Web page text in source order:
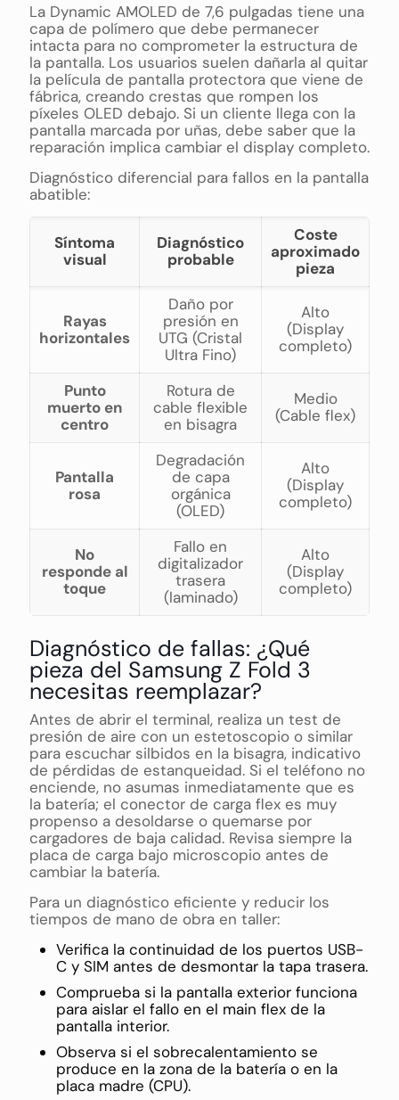
La Dynamic AMOLED de 7,6 pulgadas tiene una
capa de polímero que debe permanecer
intacta para no comprometer la estructura de
la pantalla. Los usuarios suelen dañarla al quitar
la película de pantalla protectora que viene de
fábrica, creando crestas que rompen los
píxeles OLED debajo. Si un cliente llega con la
pantalla marcada por uñas, debe saber que la
reparación implica cambiar el display completo.
Diagnóstico diferencial para fallos en la pantalla
abatible:
Síntoma
visual
Diagnóstico
probable
Coste
aproximado
pieza
Rayas
horizontales
Daño por
presión en
UTG (Cristal
Ultra Fino)
Alto
(Display
completo)
Punto
muerto en
centro
Rotura de
cable flexible
en bisagra
Medio
(Cable flex)
Pantalla
rosa
Degradación
de capa
orgánica
(OLED)
Alto
(Display
completo)
No
responde al
toque
Fallo en
digitalizador
trasera
(laminado)
Alto
(Display
completo)
Diagnóstico de fallas: ¿Qué
pieza del Samsung Z Fold 3
necesitas reemplazar?
Antes de abrir el terminal, realiza un test de
presión de aire con un estetoscopio o similar
para escuchar silbidos en la bisagra, indicativo
de pérdidas de estanqueidad. Si el teléfono no
enciende, no asumas inmediatamente que es
la batería; el conector de carga flex es muy
propenso a desoldarse o quemarse por
cargadores de baja calidad. Revisa siempre la
placa de carga bajo microscopio antes de
cambiar la batería.
Para un diagnóstico eficiente y reducir los
tiempos de mano de obra en taller:
Verifica la continuidad de los puertos USB-
C y SIM antes de desmontar la tapa trasera.
Comprueba si la pantalla exterior funciona
para aislar el fallo en el main flex de la
pantalla interior.
Observa si el sobrecalentamiento se
produce en la zona de la batería o en la
placa madre (CPU).